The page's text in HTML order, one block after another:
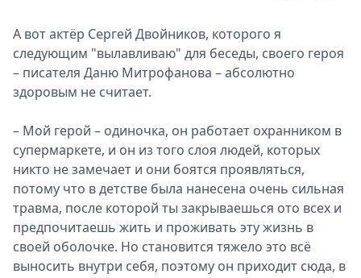
А вот актёр Сергей Двойников, которого я
следующим "вылавливаю" для беседы, своего героя
– писателя Даню Митрофанова – абсолютно
здоровым не считает.
– Мой герой – одиночка, он работает охранником в
супермаркете, и он из того слоя людей, которых
никто не замечает и они боятся проявляться,
потому что в детстве была нанесена очень сильная
травма, после которой ты закрываешься ото всех и
предпочитаешь жить и проживать эту жизнь в
своей оболочке. Но становится тяжело это всё
выносить внутри себя, поэтому он приходит сюда, в